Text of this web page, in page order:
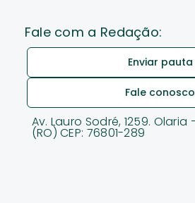
Fale com a Redação:
Enviar pauta
Fale conosco
Av. Lauro Sodré, 1259. Olaria
(RO) CEP: 76801-289